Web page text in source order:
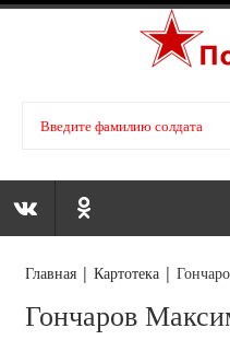
Главная |Картотека |
Гончаров